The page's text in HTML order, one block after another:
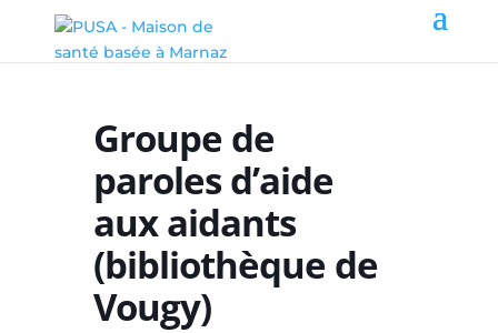
Groupe de
paroles d’aide
aux aidants
(bibliothèque de
Vougy)